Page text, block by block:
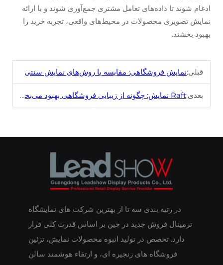
ادغام شوند تا داده‌های تعامل مشتری جمع‌آوری شوند و با ارائه
نمایش تصویری محصولات در محیط‌های واقعی، تجربه خرید را
بهبود بخشند.
قبلی:نمایش فروشگاهی: مقایسه با روش‌های نمایش سنتی
بعدی:Raft نمایش: چگونه از زیبایی فروشگاهی بهبود می‌بخشد
در رتبه بندی سه تا از بهترین شرکت های نمایشگاه
ترمینال فروش جدید در چین بر اساس قدرت کلی قرار
دارد. تخصص در تولید انبوه محصولات نمایش، تزئین
فروشگاه های زنجیره ای، و ارتقاء هوشمند سالن